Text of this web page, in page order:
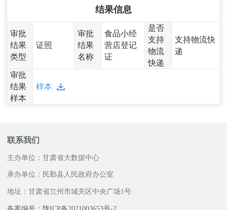
结果信息
审批
结果
类型
证照
审批
结果
名称
食品小经
营店登记
证
是否
支持
物流
快递
支持物流快
递
审批
结果
样本
样本
联系我们
主办单位：甘肃省大数据中心
承办单位：民勤县人民政府办公室
地址：甘肃省兰州市城关区中央广场1号
邮政编码：730030